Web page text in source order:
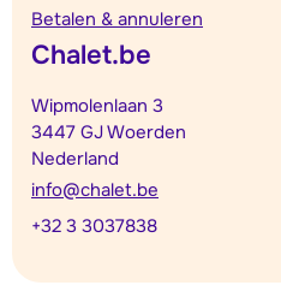
Betalen & annuleren
Chalet.be
Wipmolenlaan 3
3447 GJ Woerden
Nederland
info@chalet.be
+32 3 3037838